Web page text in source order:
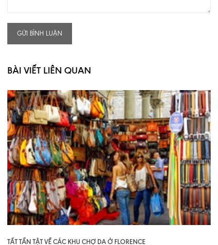
GỬI BÌNH LUẬN
BÀI VIẾT LIÊN QUAN
TẤT TẦN TẬT VỀ CÁC KHU CHỢ DA Ở FLORENCE